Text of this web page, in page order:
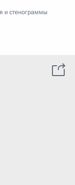
и стенограммы